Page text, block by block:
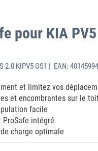
pour KIA
2.0 KIPV5 OS1 | EAN:
et limitez vos
et encombrantes sur le
facile
ProSafe intégré
charge optimale